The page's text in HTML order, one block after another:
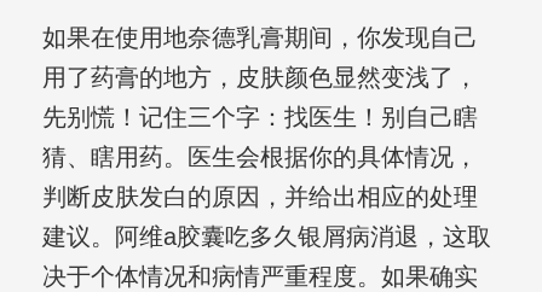
如果在使用地奈德乳膏期间，你发现自己
用了药膏的地方，皮肤颜色显然变浅了，
先别慌！记住三个字：找医生！别自己瞎
猜、瞎用药。医生会根据你的具体情况，
判断皮肤发白的原因，并给出相应的处理
建议。阿维a胶囊吃多久银屑病消退，这取
决于个体情况和病情严重程度。如果确实